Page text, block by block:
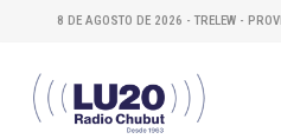
8 DE AGOSTO DE 2026 - TRELEW -